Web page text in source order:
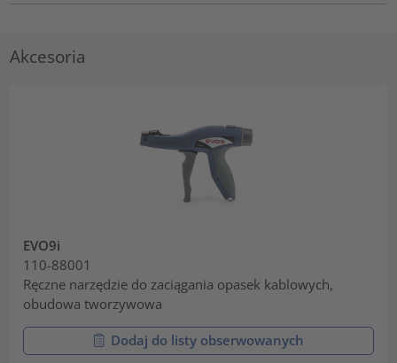
Akcesoria
EVO9i
110-88001
Ręczne narzędzie do zaciągania opasek kablowych,
obudowa tworzywowa
Dodaj do listy obserwowanych